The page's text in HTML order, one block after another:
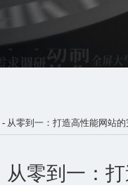
- 从零到一：打造高性能网站
从零到一：